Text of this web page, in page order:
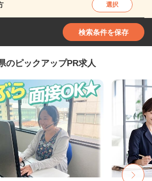
選択
検索条件を保存
のピックアップPR求人